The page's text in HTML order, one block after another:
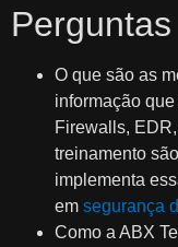
O que são as
informação
Firewalls,
treinamento
implementa
em segurança
Como a ABX